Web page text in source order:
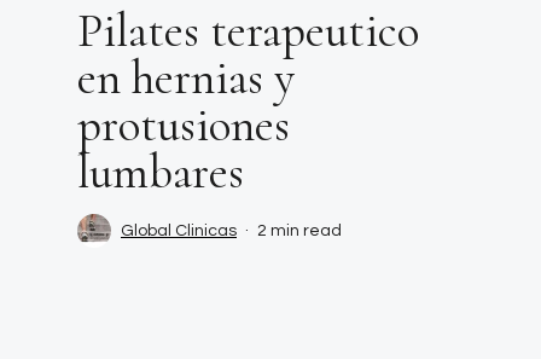
Pilates terapeutico
en hernias y
protusiones
lumbares
Global Clinicas 2 min read